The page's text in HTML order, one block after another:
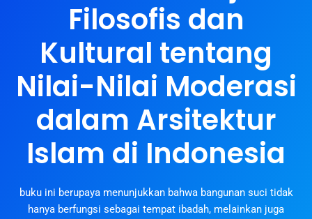
Filosofis dan
Kultural tentang
Nilai-Nilai Moderasi
dalam Arsitektur
Islam di Indonesia
buku ini berupaya menunjukkan bahwa bangunan suci tidak
hanya berfungsi sebagai tempat ibadah, melainkan juga